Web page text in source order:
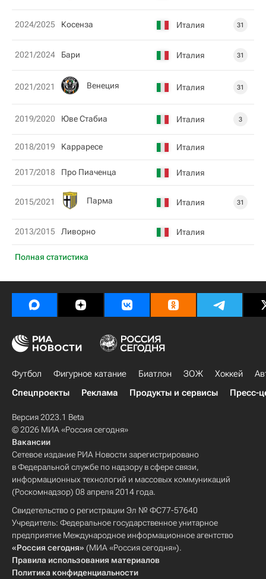
Полная статистика
2024/2025 Косенза Италия 31
2021/2024 Бари Италия 31
2021/2021 Венеция Италия 31
2019/2020 Юве Стабиа Италия 3
2018/2019 Kарраресе Италия
2017/2018 Про Пиаченца Италия
2015/2021 Парма Италия 31
2013/2015 Ливорно Италия
Футбол Фигурное катание Биатлон ЗОЖ Хоккей
Спецпроекты
Реклама Продукты и сервисы Пресс-
Версия 2023.1 Beta
© 2026 МИА «Россия сегодня»
Вакансии
Сетевое издание РИА Новости зарегистрировано
в Федеральной службе по надзору в сфере связи,
информационных технологий и массовых коммуникаций
(Роскомнадзор) 08 апреля 2014 года.
Свидетельство о регистрации Эл № ФС77-57640
Учредитель: Федеральное государственное унитарное
предприятие Международное информационное агентство
«Россия сегодня» (МИА «Россия сегодня»).
Правила использования материалов
Политика конфиденциальности